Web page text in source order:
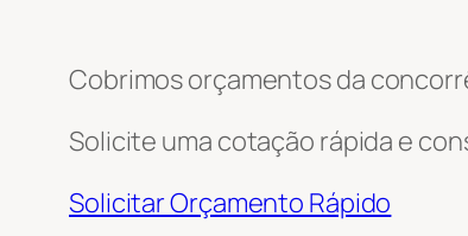
Cobrimos orçamentos da
Solicite uma cotação rápida e
Solicitar Orçamento Rápido